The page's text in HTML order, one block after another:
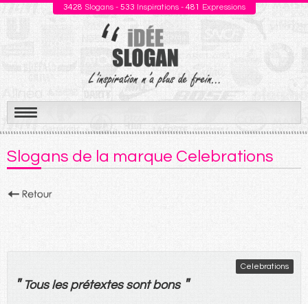
3428 Slogans - 533 Inspirations - 481 Expressions
Aller
au
contenu
Slogans de la marque Celebrations
Celebrations
" Tous les prétextes sont bons "